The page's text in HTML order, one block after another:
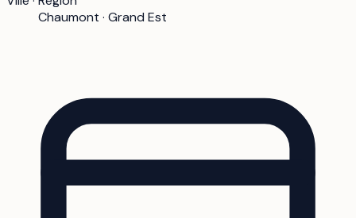
Chaumont · Grand Est